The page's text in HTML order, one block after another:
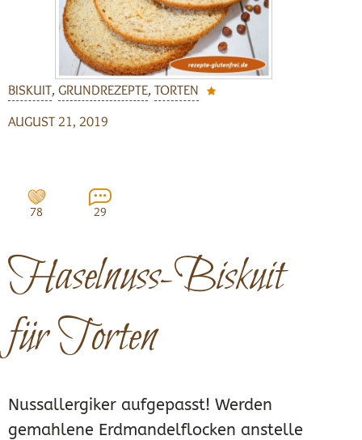
BISKUIT, GRUNDREZEPTE, TORTEN
AUGUST 21, 2019
78 29
Haselnuss-Biskuit
für Torten
Nussallergiker aufgepasst! Werden
gemahlene Erdmandelflocken anstelle